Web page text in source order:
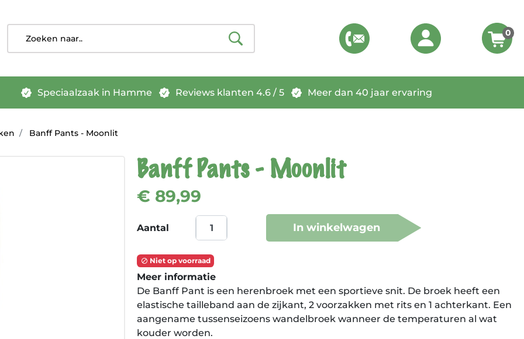
0
Speciaalzaak in Hamme Reviews klanten 4.6 / 5 Meer dan 40 jaar ervaring
Banff Pants - Moonlit
Banff Pants - Moonlit
€ 89,99
Aantal In winkelwagen
 Niet op voorraad
Meer informatie
De Banff Pant is een herenbroek met een sportieve snit. De broek heeft een
elastische tailleband aan de zijkant, 2 voorzakken met rits en 1 achterkant. Een
aangename tussenseizoens wandelbroek wanneer de temperaturen al wat
kouder worden.